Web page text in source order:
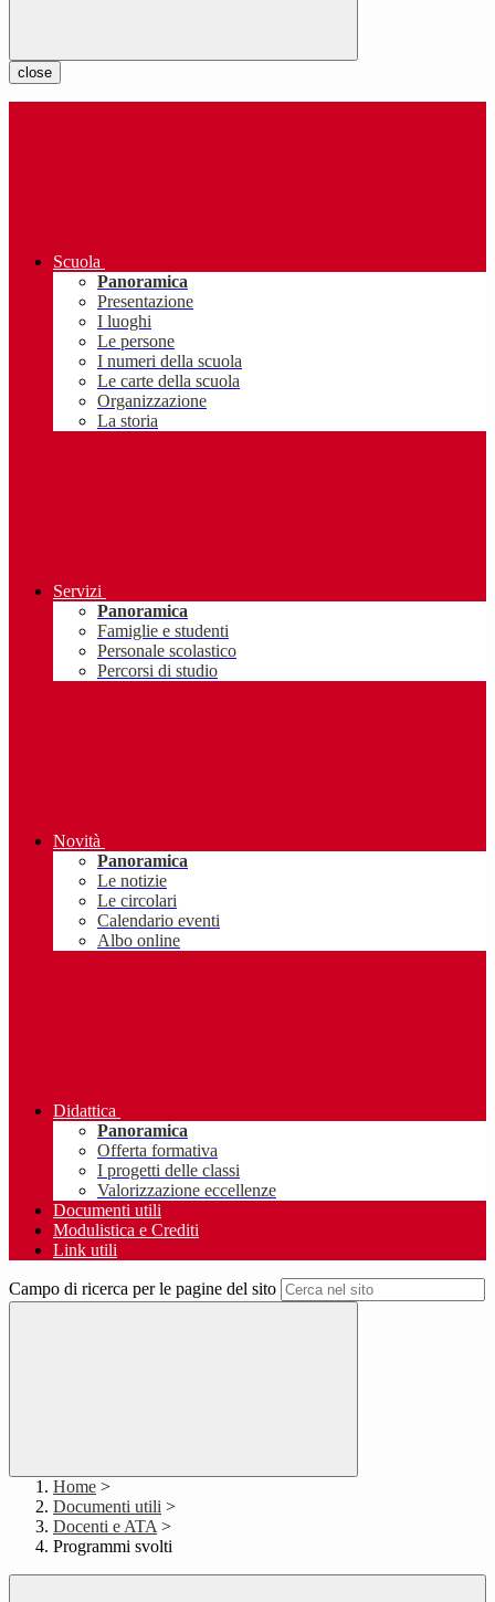
close
Scuola
Panoramica
Presentazione
I luoghi
Le persone
I numeri della scuola
Le carte della scuola
Organizzazione
La storia
Servizi
Panoramica
Famiglie e studenti
Personale scolastico
Percorsi di studio
Novità
Panoramica
Le notizie
Le circolari
Calendario eventi
Albo online
Didattica
Panoramica
Offerta formativa
I progetti delle classi
Valorizzazione eccellenze
Documenti utili
Modulistica e Crediti
Link utili
Campo di ricerca per le pagine del sito
Home >
Documenti utili >
Docenti e ATA >
Programmi svolti